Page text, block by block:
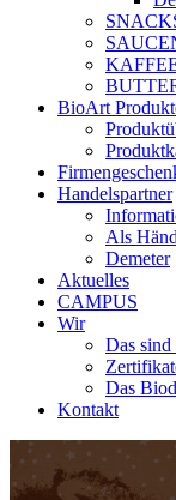
BioArt
Handelspartner
Als
Demeter
Aktuelles
CAMPUS
Wir
Das
Das
Kontakt